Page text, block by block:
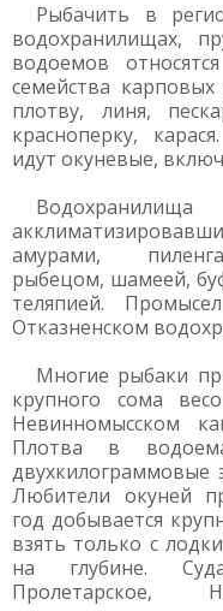
Рыбачить в
водохранилищах,
водоемов
семейства
плотву, линя,
красноперку,
идут окуневые,
амурами,
рыбецом, шамеей,
теляпией.
Отказненском
Многие рыбаки
крупного сома
Невинномысском
Плотва в
двухкилограммовые
Любители окуней
год добывается
взять только с
на глубине.
Пролетарское,